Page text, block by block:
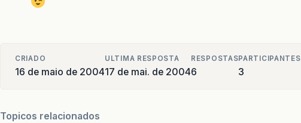
CRIADO
16 de maio de 2004
ULTIMA RESPOSTA
17 de mai. de 2004
RESPOSTAS
6
PARTICIPANTES
3
Topicos relacionados